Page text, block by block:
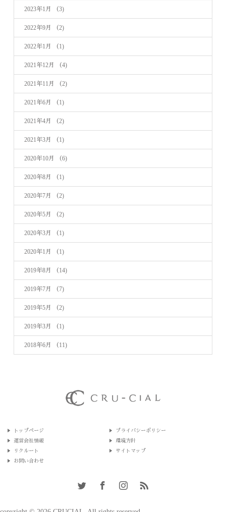
2023年1月 （3)
2022年9月 （2)
2022年1月 （1)
2021年12月 （4)
2021年11月 （2)
2021年6月 （1)
2021年4月 （2)
2021年3月 （1)
2020年10月 （6)
2020年8月 （1)
2020年7月 （2)
2020年5月 （2)
2020年3月 （1)
2020年1月 （1)
2019年8月 （14)
2019年7月 （7)
2019年5月 （2)
2019年3月 （1)
2018年6月 （11)
トップページ
運営会社情報
リクルート
お問い合わせ
プライバシーポリシー
環境方針
サイトマップ